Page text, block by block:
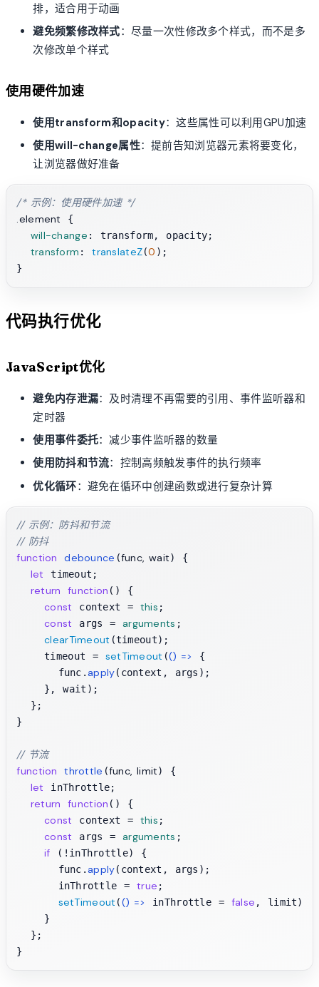
排，适合用于动画
避免频繁修改样式：尽量一次性修改多个样式，而不是多
次修改单个样式
使用硬件加速
使用transform和opacity：这些属性可以利用GPU加速
使用will-change属性：提前告知浏览器元素将要变化，
让浏览器做好准备
/* 示例：使用硬件加速 */
.element
{
will-change : transform, opacity;
transform : translateZ(0 );
代码执行优化
JavaScript优化
避免内存泄漏：及时清理不再需要的引用、事件监听器和
定时器
使用事件委托：减少事件监听器的数量
使用防抖和节流：控制高频触发事件的执行频率
优化循环：避免在循环中创建函数或进行复杂计算
// 示例：防抖和节流
// 防抖
function
debounce (func, wait) {
let timeout;
return function ( ) {
const context = this ;
const args = arguments ;
clearTimeout (timeout);
    timeout =
setTimeout (() =>
{
      func.
apply(context, args);
    }, wait);
  };
}
// 节流
function
throttle (func, limit) {
let inThrottle;
return function ( ) {
const context = this ;
const args = arguments ;
if (!inThrottle) {
      func.
apply(context, args);
      inThrottle =
true ;
setTimeout (() => inThrottle = false , limit);
    }
  };